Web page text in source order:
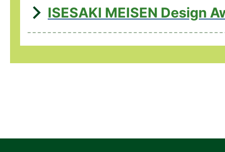
ISESAKI MEISEN Design